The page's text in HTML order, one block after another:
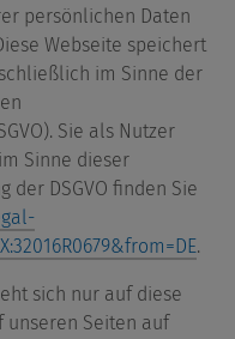
persönlichen Daten
Webseite speichert
im Sinne der
Sie als Nutzer
Sinne dieser
der DSGVO finden Sie
.
sich nur auf diese
unseren Seiten auf